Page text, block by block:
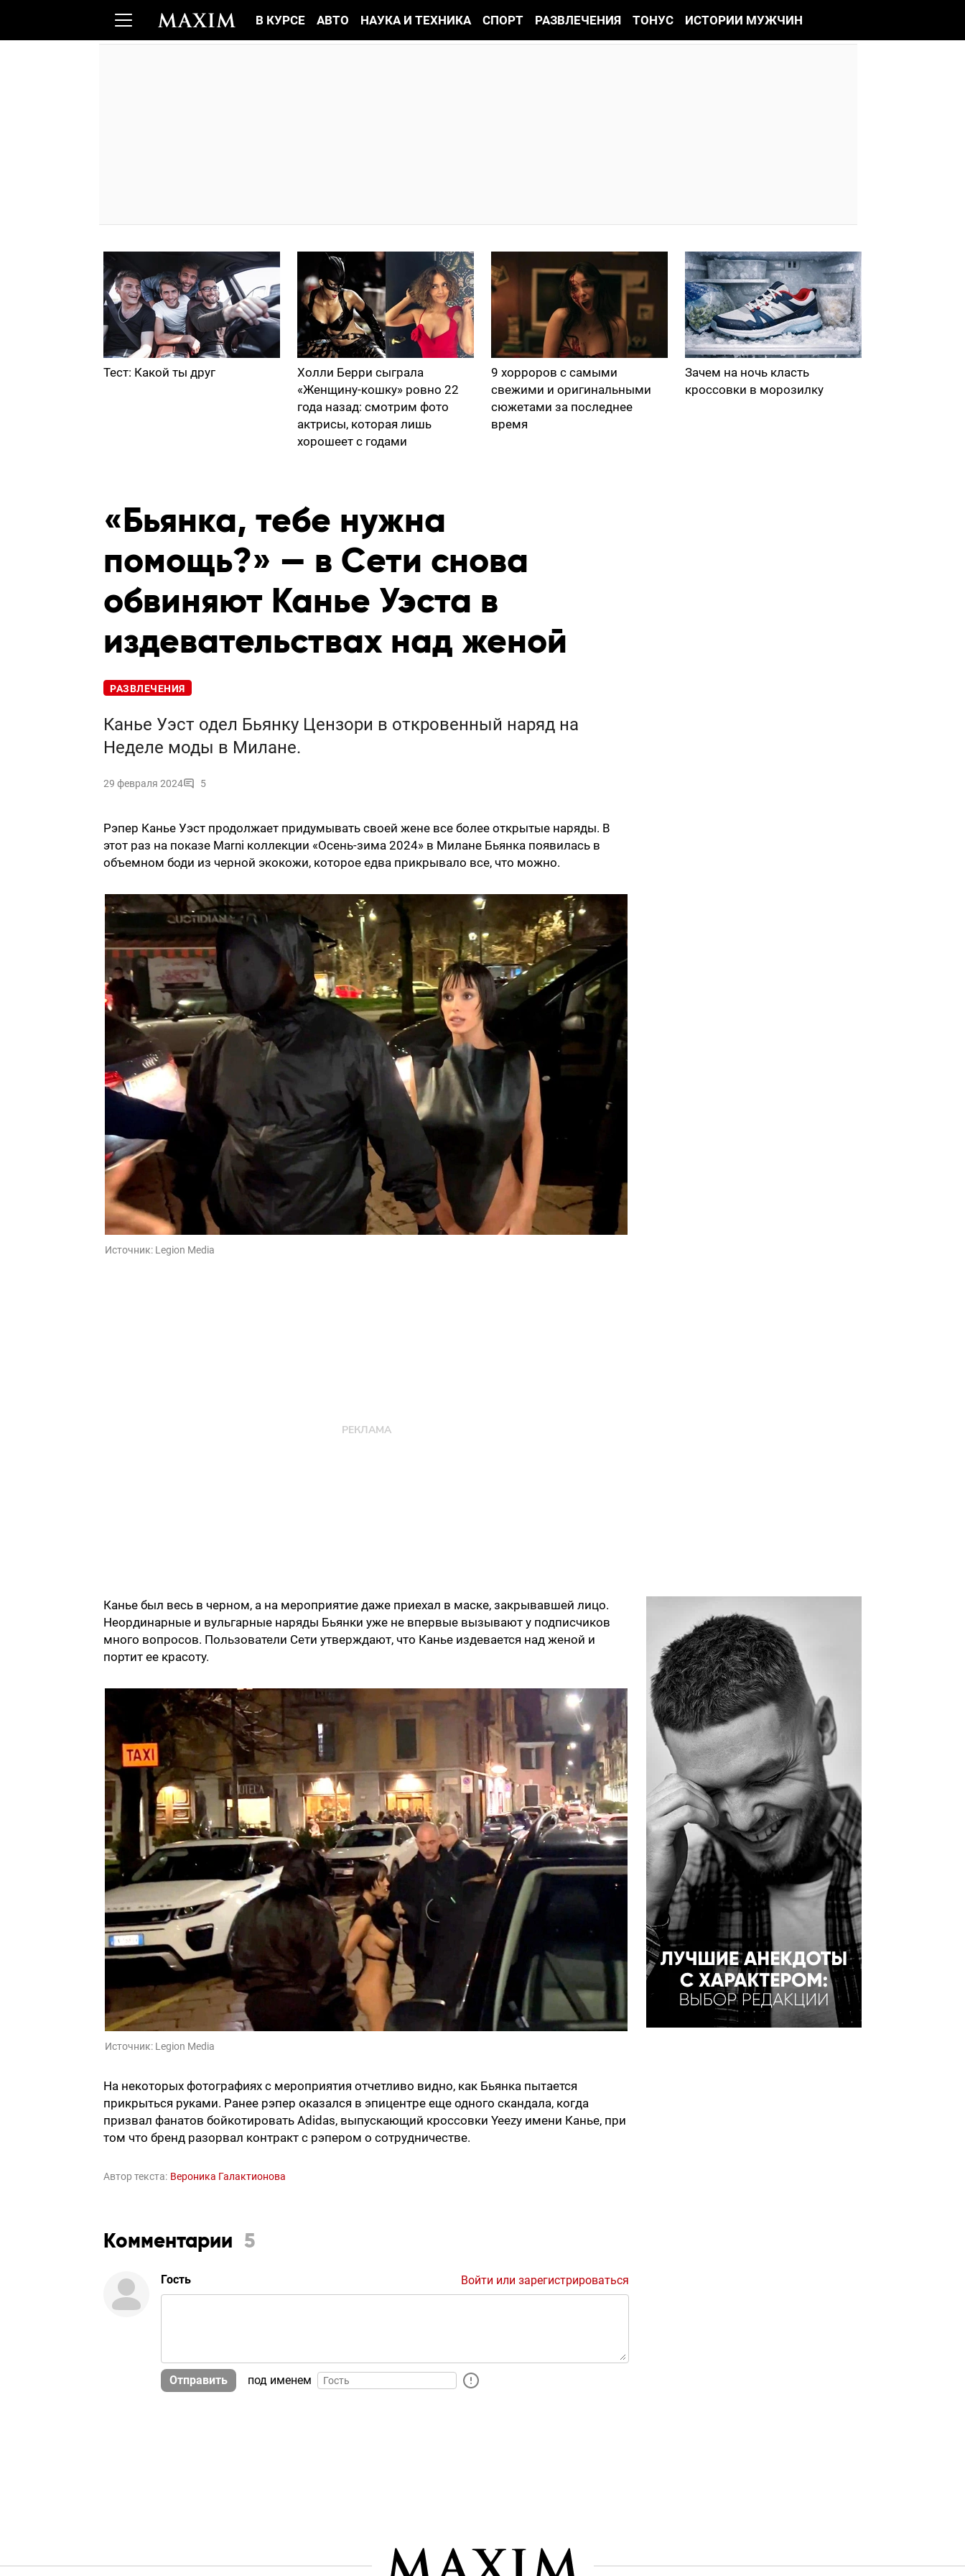
В КУРСЕ АВТО НАУКА И ТЕХНИКА СПОРТ РАЗВЛЕЧЕНИЯ ТОНУС ИСТОРИИ МУЖЧИН
Тест: Какой ты друг
Холли Берри сыграла
«Женщину-кошку» ровно 22
года назад: смотрим фото
актрисы, которая лишь
хорошеет с годами
9 хорроров с самыми
свежими и оригинальными
сюжетами за последнее
время
Зачем на ночь класть
кроссовки в морозилку
«Бьянка, тебе нужна
помощь?» — в Сети снова
обвиняют Канье Уэста в
издевательствах над женой
РАЗВЛЕЧЕНИЯ
Канье Уэст одел Бьянку Цензори в откровенный наряд на
Неделе моды в Милане.
29 февраля 2024 5
Рэпер Канье Уэст продолжает придумывать своей жене все более открытые наряды. В
этот раз на показе Marni коллекции «Осень-зима 2024» в Милане Бьянка появилась в
объемном боди из черной экокожи, которое едва прикрывало все, что можно.
Источник: Legion Media
Канье был весь в черном, а на мероприятие даже приехал в маске, закрывавшей лицо.
Неординарные и вульгарные наряды Бьянки уже не впервые вызывают у подписчиков
много вопросов. Пользователи Сети утверждают, что Канье издевается над женой и
портит ее красоту.
Источник: Legion Media
На некоторых фотографиях с мероприятия отчетливо видно, как Бьянка пытается
прикрыться руками. Ранее рэпер оказался в эпицентре еще одного скандала, когда
призвал фанатов бойкотировать Adidas, выпускающий кроссовки Yeezy имени Канье, при
том что бренд разорвал контракт с рэпером о сотрудничестве.
Автор текста: Вероника Галактионова
Комментарии 5
Гость Войти или зарегистрироваться
Отправить под именем